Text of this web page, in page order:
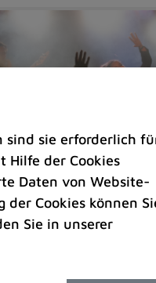
Madness“
sind sie erforderlich
Hilfe der Cookies
Daten von Website-
Cookies können
Sie in unserer